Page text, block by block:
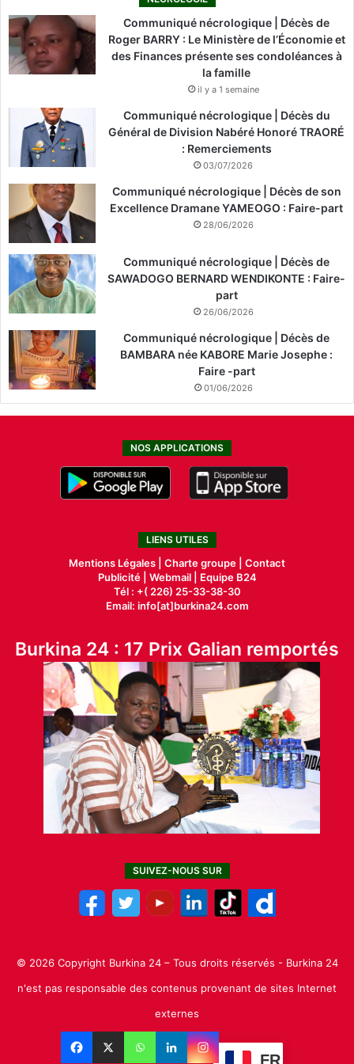
Communiqué nécrologique | Décès de
Roger BARRY : Le Ministère de l’Économie et
des Finances présente ses condoléances à
la famille
il y a 1 semaine
Communiqué nécrologique | Décès du
Général de Division Nabéré Honoré TRAORÉ
: Remerciements
03/07/2026
Communiqué nécrologique | Décès de son
Excellence Dramane YAMEOGO : Faire-part
28/06/2026
Communiqué nécrologique | Décès de
SAWADOGO BERNARD WENDIKONTE : Faire-
part
26/06/2026
Communiqué nécrologique | Décès de
BAMBARA née KABORE Marie Josephe :
Faire -part
01/06/2026
NOS APPLICATIONS
LIENS UTILES
Mentions Légales | Charte groupe | Contact
Publicité| Webmail |
Equipe B24
Tél : +( 226) 25-33-38-30
Email: info[at]burkina24.com
Burkina 24 : 17 Prix Galian remportés
SUIVEZ-NOUS SUR
© 2026 Copyright Burkina 24 – Tous droits réservés - Burkina 24
n'est pas responsable des contenus provenant de sites Internet
externes
B24 Affaires
FR